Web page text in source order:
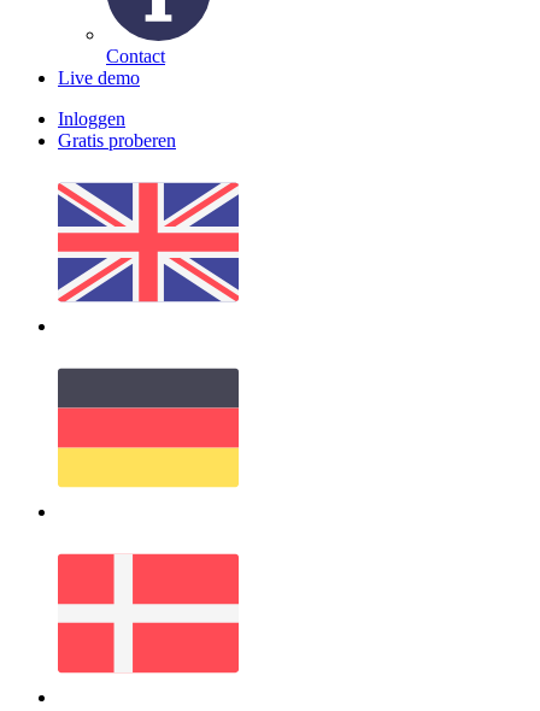
Contact
Live demo
Inloggen
Gratis proberen